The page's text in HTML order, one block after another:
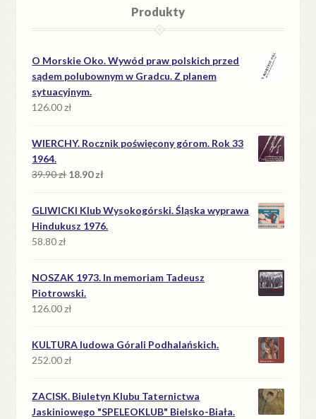
Produkty
O Morskie Oko. Wywód praw polskich przed
sądem polubownym w Gradcu. Z planem
sytuacyjnym.
126.00zł
WIERCHY. Rocznik poświęcony górom. Rok 33
1964.
39.90zł Pierwotna
wynosiła:
39.90 zł.
18.90złAktualna
wynosi:
18.90 zł.
GLIWICKI Klub Wysokogórski. Śląska wyprawa
Hindukusz 1976.
58.80zł
NOSZAK 1973. In memoriam Tadeusz
Piotrowski.
126.00zł
KULTURA ludowa Górali Podhalańskich.
252.00zł
ZACISK. Biuletyn Klubu Taternictwa
Jaskiniowego "SPELEOKLUB" Bielsko-Biała.